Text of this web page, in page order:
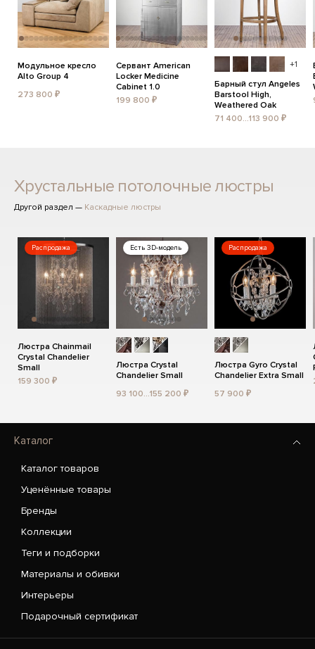
Модульное кресло
Alto Group 4
273 800 ₽
Сервант American
Locker Medicine
Cabinet 1.0
199 800 ₽
+1
Барный стул Angeles
Barstool High,
Weathered Oak
71 400...113 900 ₽
Хрустальные потолочные люстры
Другой раздел — Каскадные люстры
Распродажа
Люстра Chainmail
Crystal Chandelier
Small
159 300 ₽
Есть 3D-модель
Люстра Crystal
Chandelier Small
93 100...155 200 ₽
Распродажа
Люстра Gyro Crystal
Chandelier Extra Small
57 900 ₽
Каталог
Каталог товаров
Уценённые товары
Бренды
Коллекции
Теги и подборки
Материалы и обивки
Интерьеры
Подарочный сертификат